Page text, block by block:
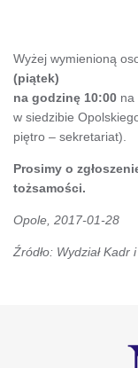
Wyżej wymienioną
(piątek)
na godzinę 10:00 na
w siedzibie
piętro – sekretariat).
Prosimy o
tożsamości.
Opole, 2017-01-28
Źródło: Wydział Kadr